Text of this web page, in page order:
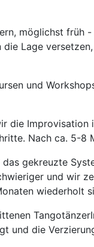
möglichst früh
die Lage
und
die
Nach ca. 5-8
gekreuzte
und wir
wiederholt
und die